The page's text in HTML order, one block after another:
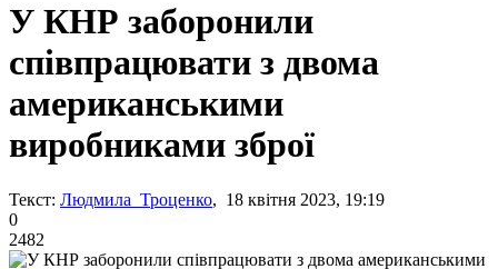
У КНР заборонили
співпрацювати з двома
американськими
виробниками зброї
Текст: Людмила Троценко, 18 квітня 2023, 19:19
0
2482